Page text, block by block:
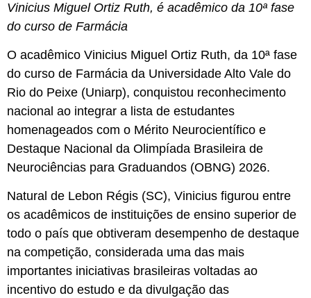
Vinicius Miguel Ortiz Ruth, é acadêmico da 10ª fase
do curso de Farmácia
O acadêmico Vinicius Miguel Ortiz Ruth, da 10ª fase
do curso de Farmácia da Universidade Alto Vale do
Rio do Peixe (Uniarp), conquistou reconhecimento
nacional ao integrar a lista de estudantes
homenageados com o Mérito Neurocientífico e
Destaque Nacional da Olimpíada Brasileira de
Neurociências para Graduandos (OBNG) 2026.
Natural de Lebon Régis (SC), Vinicius figurou entre
os acadêmicos de instituições de ensino superior de
todo o país que obtiveram desempenho de destaque
na competição, considerada uma das mais
importantes iniciativas brasileiras voltadas ao
incentivo do estudo e da divulgação das